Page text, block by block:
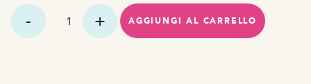
Quantità
Baby
Pelón
Leire
AGGIUNGI AL CARRELLO